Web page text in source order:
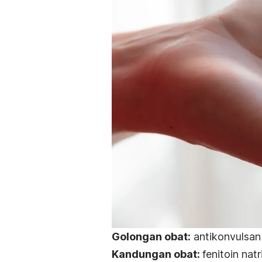
Golongan obat: antikonvulsan
Kandungan obat: fenitoin